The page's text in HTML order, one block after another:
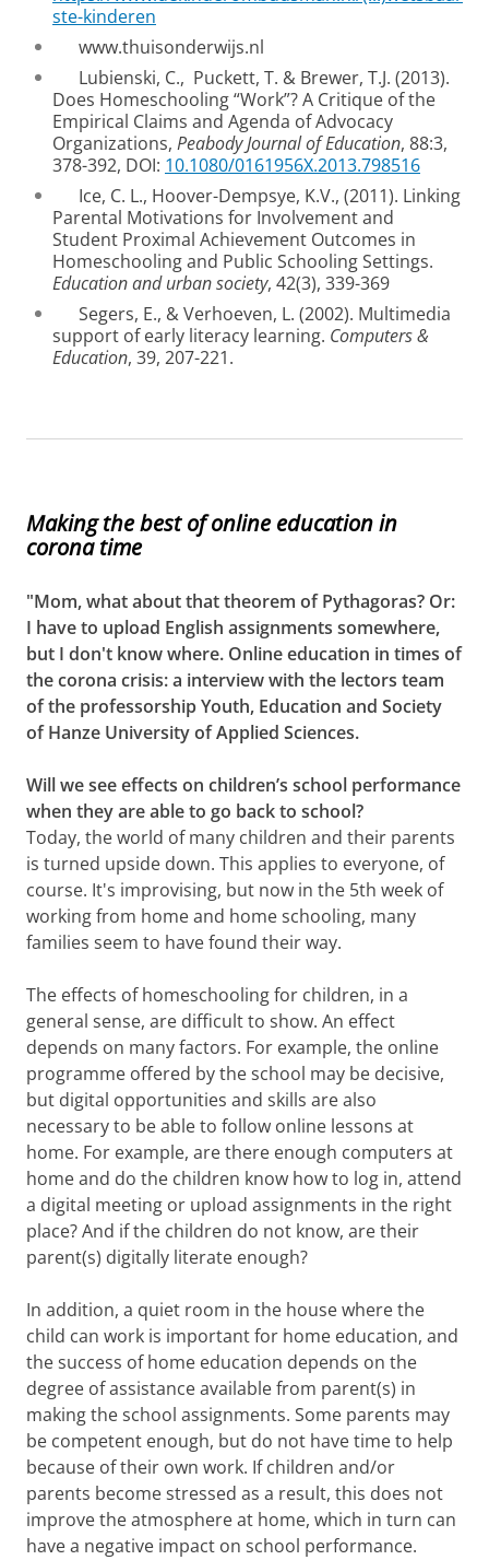
ste-kinderen
www.thuisonderwijs.nl
Lubienski, C., Puckett, T. & Brewer, T.J. (2013).
Does Homeschooling “Work”? A Critique of the
Empirical Claims and Agenda of Advocacy
Organizations, Peabody Journal of Education, 88:3,
378-392, DOI: 10.1080/0161956X.2013.798516
Ice, C. L., Hoover-Dempsye, K.V., (2011). Linking
Parental Motivations for Involvement and
Student Proximal Achievement Outcomes in
Homeschooling and Public Schooling Settings.
Education and urban society, 42(3), 339-369
Segers, E., & Verhoeven, L. (2002). Multimedia
support of early literacy learning. Computers &
Education, 39, 207-221.
Making the best of online education in
corona time
"Mom, what about that theorem of Pythagoras? Or:
I have to upload English assignments somewhere,
but I don't know where. Online education in times of
the corona crisis: a interview with the lectors team
of the professorship Youth, Education and Society
of Hanze University of Applied Sciences.
Will we see effects on children’s school performance
when they are able to go back to school?
Today, the world of many children and their parents
is turned upside down. This applies to everyone, of
course. It's improvising, but now in the 5th week of
working from home and home schooling, many
families seem to have found their way.
The effects of homeschooling for children, in a
general sense, are difficult to show. An effect
depends on many factors. For example, the online
programme offered by the school may be decisive,
but digital opportunities and skills are also
necessary to be able to follow online lessons at
home. For example, are there enough computers at
home and do the children know how to log in, attend
a digital meeting or upload assignments in the right
place? And if the children do not know, are their
parent(s) digitally literate enough?
In addition, a quiet room in the house where the
child can work is important for home education, and
the success of home education depends on the
degree of assistance available from parent(s) in
making the school assignments. Some parents may
be competent enough, but do not have time to help
because of their own work. If children and/or
parents become stressed as a result, this does not
improve the atmosphere at home, which in turn can
have a negative impact on school performance.